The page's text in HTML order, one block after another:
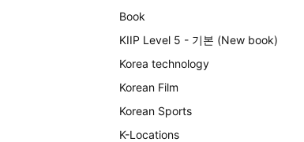
Book
KIIP Level 5 - 기본 (New book)
Korea technology
Korean Film
Korean Sports
K-Locations